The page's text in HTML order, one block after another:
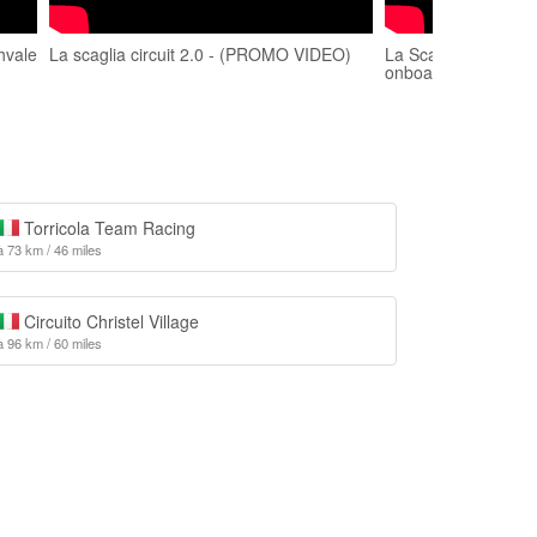
La scaglia circuit 2.0 - (PROMO VIDEO) La Scaglia Circuit
onboard 3
Torricola Team Racing
73 km / 46 miles
Circuito Christel Village
96 km / 60 miles